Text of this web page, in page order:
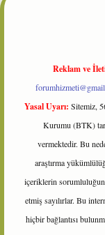
Reklam ve
Yasal Uyarı: Sitemiz,
Kurumu (BTK)
vermektedir. Bu
araştırma
içeriklerin
etmiş sayılırlar. Bu
hiçbir bağlantısı